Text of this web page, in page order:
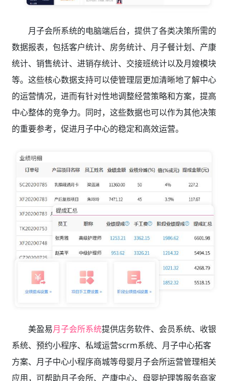
月子会所系统的电脑端后台，提供了各类决策所需的
数据报表，包括客户统计、房务统计、月子餐计划、产康
统计、销售统计、进销存统计、交接班统计以及月嫂模块
等。这些核心数据支持可以使管理层更加清晰地了解中心
的运营情况，进而有针对性地调整经营策略和方案，提高
中心整体的竞争力。同时，这些数据也可以作为其他决策
的重要参考，促进月子中心的稳定和高效运营。
美盈易月子会所系统提供店务软件、会员系统、收银
系统、预约小程序、私域运营scrm系统、月子中心拓客
方案、月子中心小程序商城等母婴月子会所运营管理相关
应用，可帮助月子会所、产康中心、母婴护理等服务商家